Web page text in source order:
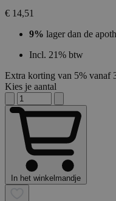
€ 14,51
9% lager dan de
Incl. 21% btw
Extra korting van 5% vanaf
Kies je aantal
In het winkelmandje